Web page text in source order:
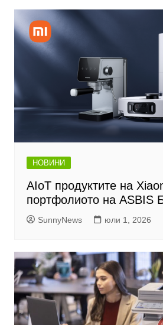
НОВИНИ
AIoT продуктите на
портфолиото на ASBIS
SunnyNews юли 1, 2026